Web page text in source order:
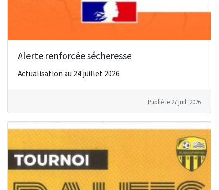
Alerte renforcée sécheresse
Actualisation au 24 juillet 2026
Publié le 27 juil. 2026